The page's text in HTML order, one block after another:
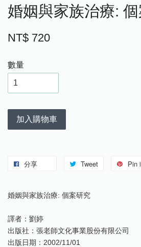
婚姻與家族治療:
NT$ 720
數量
加入購物車
分享 Tweet Pin
婚姻與家族治療: 個案研究
譯者：劉婷
出版社：張老師文化事業股份有限公司
出版日期：2002/11/01